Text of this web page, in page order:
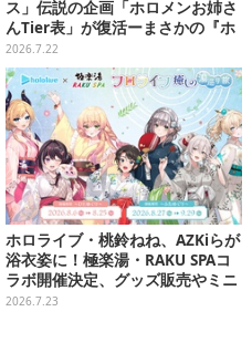
ス」伝説の企画「ホロメンお姉さ
んTier表」が復活ーまさかの『ホ
ロドリ』運営から依頼、ライン超
えした場合は“強制終了”の可能性
も
2026.7.22
ホロライブ・桃鈴ねね、AZKiらが
浴衣姿に！極楽湯・RAKU SPAコ
ラボ開催決定、グッズ販売やミニ
謎解きなど多彩な企画実施
2026.7.23